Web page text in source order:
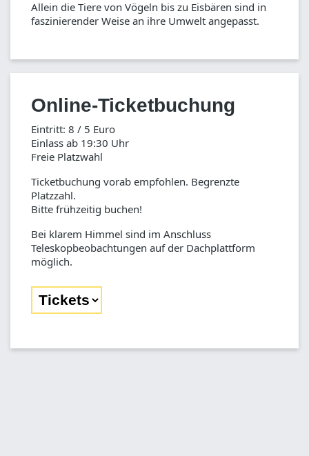
Allein die Tiere von Vögeln bis zu Eisbären sind in
faszinierender Weise an ihre Umwelt angepasst.
Online-Ticketbuchung
Eintritt: 8 / 5 Euro
Einlass ab 19:30 Uhr
Freie Platzwahl
Ticketbuchung vorab empfohlen. Begrenzte
Platzzahl.
Bitte frühzeitig buchen!
Bei klarem Himmel sind im Anschluss
Teleskopbeobachtungen auf der Dachplattform
möglich.